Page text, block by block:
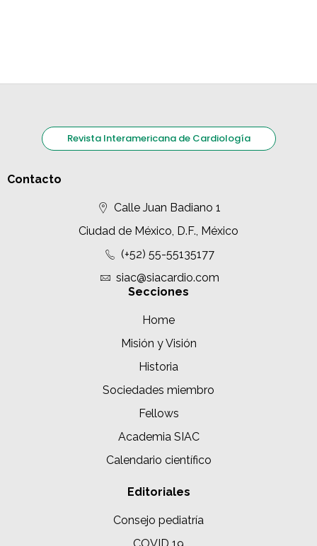
Revista Interamericana de Cardiología
Contacto
Calle Juan Badiano 1
Ciudad de México, D.F., México
(+52) 55-55135177
siac@siacardio.com
Secciones
Home
Misión y Visión
Historia
Sociedades miembro
Fellows
Academia SIAC
Calendario científico
Editoriales
Consejo pediatría